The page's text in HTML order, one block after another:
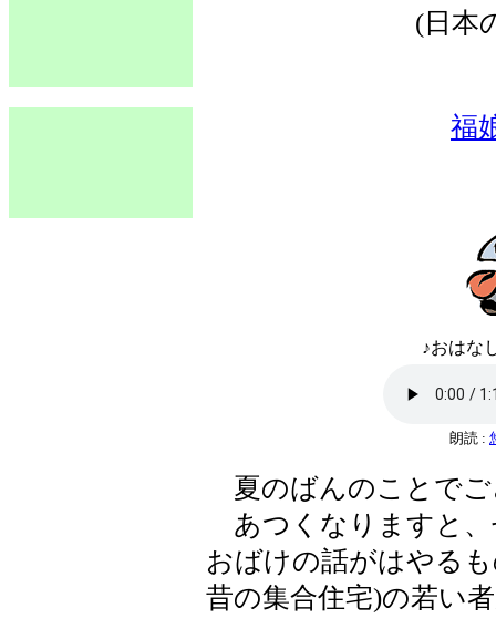
(日
福
♪おはな
朗読 :
夏のばんのことでご
あつくなりますと、
おばけの話がはやる
昔の集合住宅)の若い